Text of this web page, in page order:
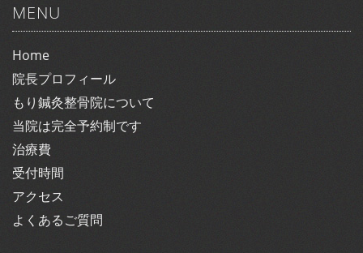
MENU
Home
院長プロフィール
もり鍼灸整骨院について
当院は完全予約制です
治療費
受付時間
アクセス
よくあるご質問